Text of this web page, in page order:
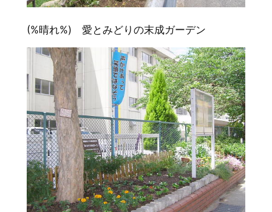
(%晴れ%) 愛とみどりの末成ガーデン